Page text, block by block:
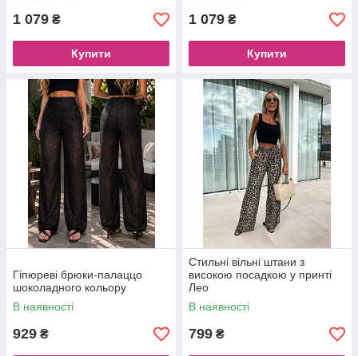
1 079 ₴
Купити
1 079 ₴
Купити
Гіпюреві брюки-палаццо
шоколадного кольору
В наявності
929 ₴
Стильні вільні штани з
високою посадкою у принті
Лео
В наявності
799 ₴